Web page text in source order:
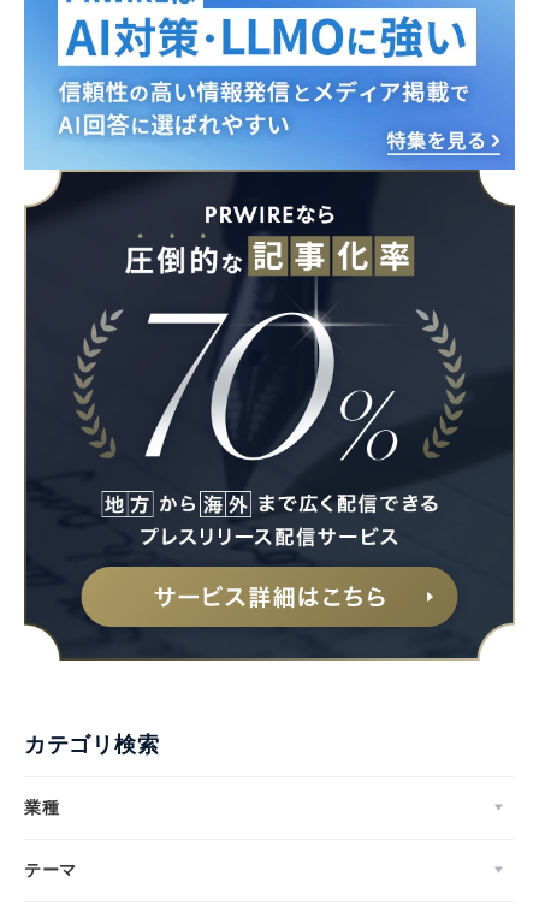
カテゴリ検索
業種
テーマ